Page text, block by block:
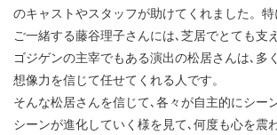
のキャストやスタッフが助けてくれました。
ご一緒する藤谷理子さんには､芝居でとても支
ゴジゲンの主宰でもある演出の松居さんは､多
想像力を信じて任せてくれる人です。
そんな松居さんを信じて､各々が自主的にシー
シーンが進化していく様を見て､何度も心を震